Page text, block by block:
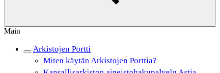
Main
Arkistojen Portti
Miten käytän Arkistojen Porttia?